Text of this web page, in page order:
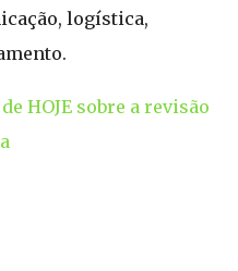
logística,
HOJE sobre a revisão